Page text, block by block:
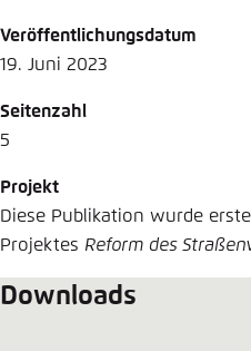
Veröffentlichungsdatum
19. Juni 2023
Seitenzahl
5
Projekt
Diese Publikation wurde
Projektes Reform des
Downloads